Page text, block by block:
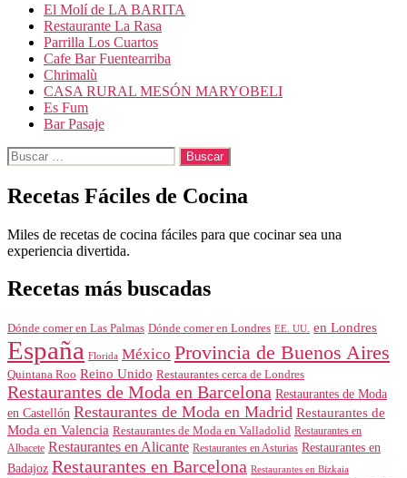
El Molí de LA BARITA
Restaurante La Rasa
Parrilla Los Cuartos
Cafe Bar Fuentearriba
Chrimalù
CASA RURAL MESÓN MARYOBELI
Es Fum
Bar Pasaje
Buscar:
Recetas Fáciles de Cocina
Miles de recetas de cocina fáciles para que cocinar sea una
experiencia divertida.
Recetas más buscadas
Dónde comer en Las Palmas Dónde comer en Londres EE. UU. en Londres
España Florida México Provincia de Buenos Aires
Quintana Roo Reino Unido Restaurantes cerca de Londres
Restaurantes de Moda en Barcelona Restaurantes de Moda
en Castellón Restaurantes de Moda en Madrid Restaurantes de
Moda en Valencia Restaurantes de Moda en Valladolid Restaurantes en
Albacete Restaurantes en Alicante Restaurantes en Asturias Restaurantes en
Badajoz Restaurantes en Barcelona Restaurantes en Bizkaia